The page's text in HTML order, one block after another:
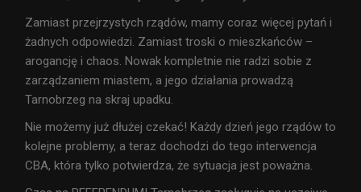
Zamiast przejrzystych rządów, mamy coraz więcej pytań i
żadnych odpowiedzi. Zamiast troski o mieszkańców –
arogancję i chaos. Nowak kompletnie nie radzi sobie z
zarządzaniem miastem, a jego działania prowadzą
Tarnobrzeg na skraj upadku.
Nie możemy już dłużej czekać! Każdy dzień jego rządów to
kolejne problemy, a teraz dochodzi do tego interwencja
CBA, która tylko potwierdza, że sytuacja jest poważna.